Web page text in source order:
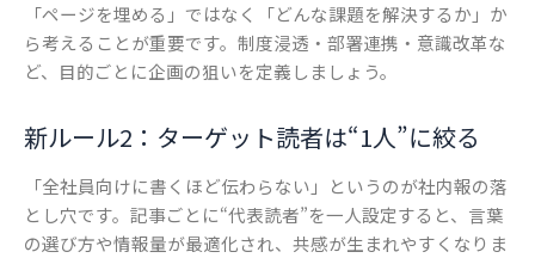
「ページを埋める」ではなく「どんな課題を解決するか」か
ら考えることが重要です。制度浸透・部署連携・意識改革な
ど、目的ごとに企画の狙いを定義しましょう。
新ルール2：ターゲット読者は“1人”に絞る
「全社員向けに書くほど伝わらない」というのが社内報の落
とし穴です。記事ごとに“代表読者”を一人設定すると、言葉
の選び方や情報量が最適化され、共感が生まれやすくなりま